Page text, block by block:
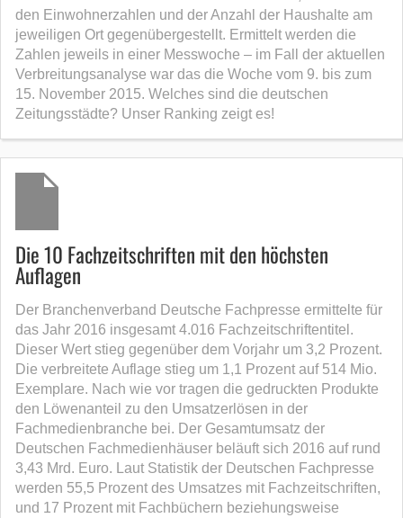
den Einwohnerzahlen und der Anzahl der Haushalte am
jeweiligen Ort gegenübergestellt. Ermittelt werden die
Zahlen jeweils in einer Messwoche – im Fall der aktuellen
Verbreitungsanalyse war das die Woche vom 9. bis zum
15. November 2015. Welches sind die deutschen
Zeitungsstädte? Unser Ranking zeigt es!
Die 10 Fachzeitschriften mit den höchsten
Auflagen
Der Branchenverband Deutsche Fachpresse ermittelte für
das Jahr 2016 insgesamt 4.016 Fachzeitschriftentitel.
Dieser Wert stieg gegenüber dem Vorjahr um 3,2 Prozent.
Die verbreitete Auflage stieg um 1,1 Prozent auf 514 Mio.
Exemplare. Nach wie vor tragen die gedruckten Produkte
den Löwenanteil zu den Umsatzerlösen in der
Fachmedienbranche bei. Der Gesamtumsatz der
Deutschen Fachmedienhäuser beläuft sich 2016 auf rund
3,43 Mrd. Euro. Laut Statistik der Deutschen Fachpresse
werden 55,5 Prozent des Umsatzes mit Fachzeitschriften,
und 17 Prozent mit Fachbüchern beziehungsweise